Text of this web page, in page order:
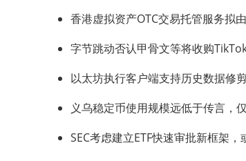
香港虚拟资产OTC交易托管服务拟
字节跳动否认甲骨文等将收购
以太坊执行客户端支持历史数据修
义乌稳定币使用规模远低于传言，
SEC考虑建立ETF快速审批新框架